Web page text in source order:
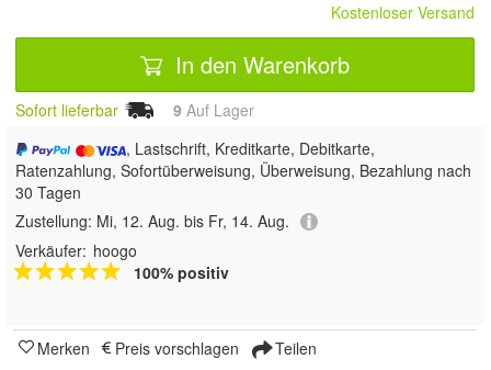
Kostenloser Versand
In den Warenkorb
Sofort lieferbar 9 Auf Lager
, Lastschrift, Kreditkarte, Debitkarte,
Ratenzahlung, Sofortüberweisung, Überweisung, Bezahlung nach
30 Tagen
Zustellung: Mi, 12. Aug. bis Fr, 14. Aug.
Verkäufer: hoogo
100% positiv
Merken Preis vorschlagen Teilen